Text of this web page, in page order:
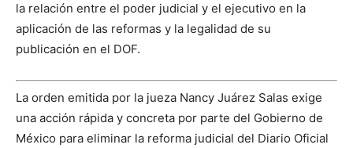
la relación entre el poder judicial y el ejecutivo en la
aplicación de las reformas y la legalidad de su
publicación en el DOF.
La orden emitida por la jueza Nancy Juárez Salas exige
una acción rápida y concreta por parte del Gobierno de
México para eliminar la reforma judicial del Diario Oficial